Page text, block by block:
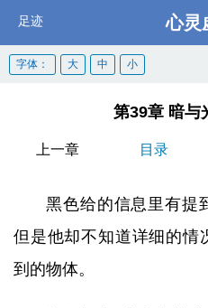
足迹 心灵
字体： 大 中 小
第39章 暗与
上一章 目录
黑色给的信息里有提
但是他却不知道详细的情
到的物体。